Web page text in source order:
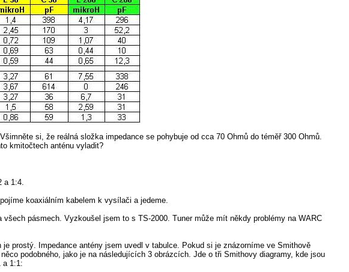
si, že reálná složka impedance se pohybuje od cca 70 Ohmů do téměř 300 Ohmů.
kmitočtech anténu vyladit?
a 1:4.
koaxiálním kabelem k vysílači a jedeme.
pásmech. Vyzkoušel jsem to s TS-2000. Tuner může mít někdy problémy na WARC
prostý. Impedance antény jsem uvedl v tabulce. Pokud si je znázorníme ve Smithově
podobného, jako je na následujících 3 obrázcích. Jde o tři Smithovy diagramy, kde jsou
a 1:1: